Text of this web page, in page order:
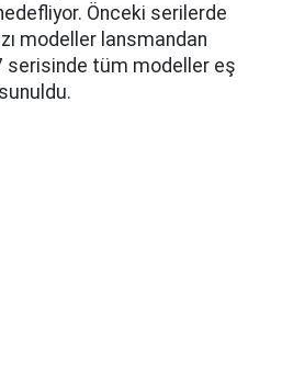
Önceki serilerde
modeller lansmandan
serisinde tüm modeller eş